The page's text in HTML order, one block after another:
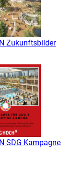
Zukunftsbilder
SDG Kampagne